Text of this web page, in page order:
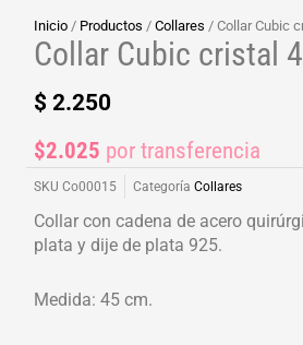
Inicio / Productos /Collares / Collar Cubic
Collar Cubic cristal
$ 2.250
$2.025 por transferencia
SKUCo00015 Categoría Collares
Collar con cadena de acero
plata y dije de plata 925.
Medida: 45 cm.